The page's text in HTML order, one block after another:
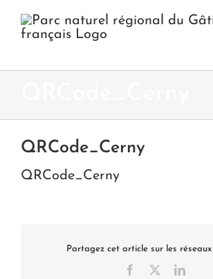
contenu
QRCode_Cerny
QRCode_Cerny
Partagez cet article sur les réseaux
Facebook